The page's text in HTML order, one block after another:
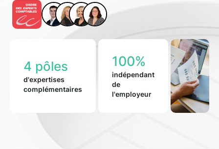
contacter
4 pôles
d'expertises
complémentaires
100%
indépendant
de
l'employeur